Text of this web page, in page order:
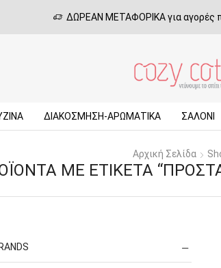
ΔΩΡΕΑΝ ΜΕΤΑΦΟΡΙΚΑ για αγορές
ΔΙΑΚΟΣΜΗΣΗ-ΑΡΩΜΑΤΙΚΑ ΣΑΛΌΝΙ
Αρχική Σελίδα
ΜΕ ΕΤΙΚΈΤΑ